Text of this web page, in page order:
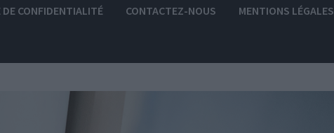
CONFIDENTIALITÉ CONTACTEZ-NOUS MENTIONS LÉGALES